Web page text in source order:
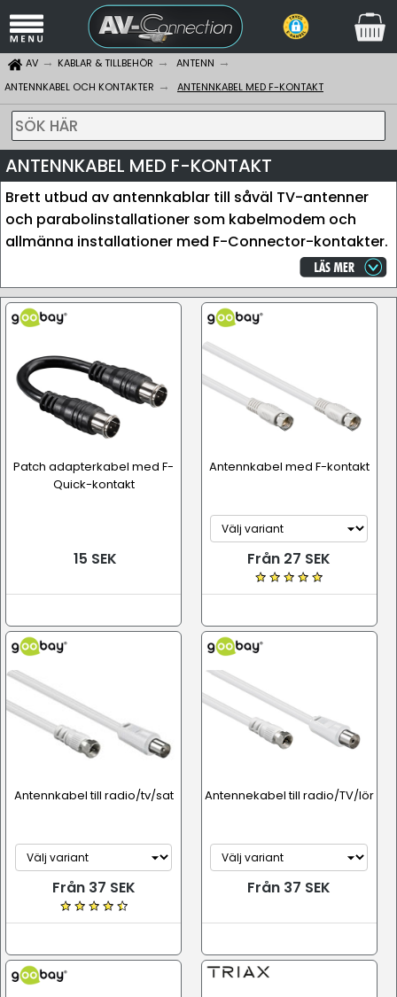
AV KABLAR & TILLBEHÖR
ANTENN
ANTENNKABEL OCH KONTAKTER
ANTENNKABEL MED F-KONTAKT
SÖK HÄR
ANTENNKABEL MED F-KONTAKT
Brett utbud av antennkablar till såväl TV-antenner
och parabolinstallationer som kabelmodem och
allmänna installationer med F-Connector-kontakter.
Patch adapterkabel med F-
Quick-kontakt
15 SEK
Antennkabel med F-kontakt
Från 27 SEK
Antennkabel till radio/tv/sat
Från 37 SEK
Antennekabel till radio/TV/lör
Från 37 SEK